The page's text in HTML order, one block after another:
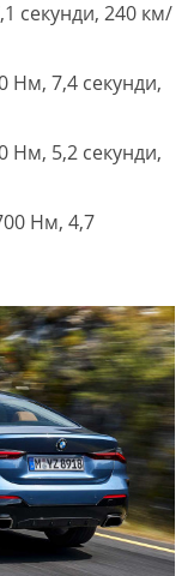
секунди, 240 км/
Нм, 7,4 секунди,
Нм, 5,2 секунди,
Нм, 4,7